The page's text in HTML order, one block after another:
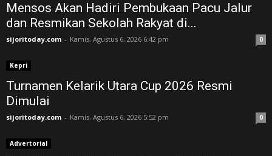
Mensos Akan Hadiri Pembukaan Pacu Jalur
dan Resmikan Sekolah Rakyat di...
sijoritoday.com - Kamis, Agustus 6, 2026 6:42 pm 0
Kepri
Turnamen Kelarik Utara Cup 2026 Resmi
Dimulai
sijoritoday.com - Kamis, Agustus 6, 2026 5:52 pm 0
Advertorial